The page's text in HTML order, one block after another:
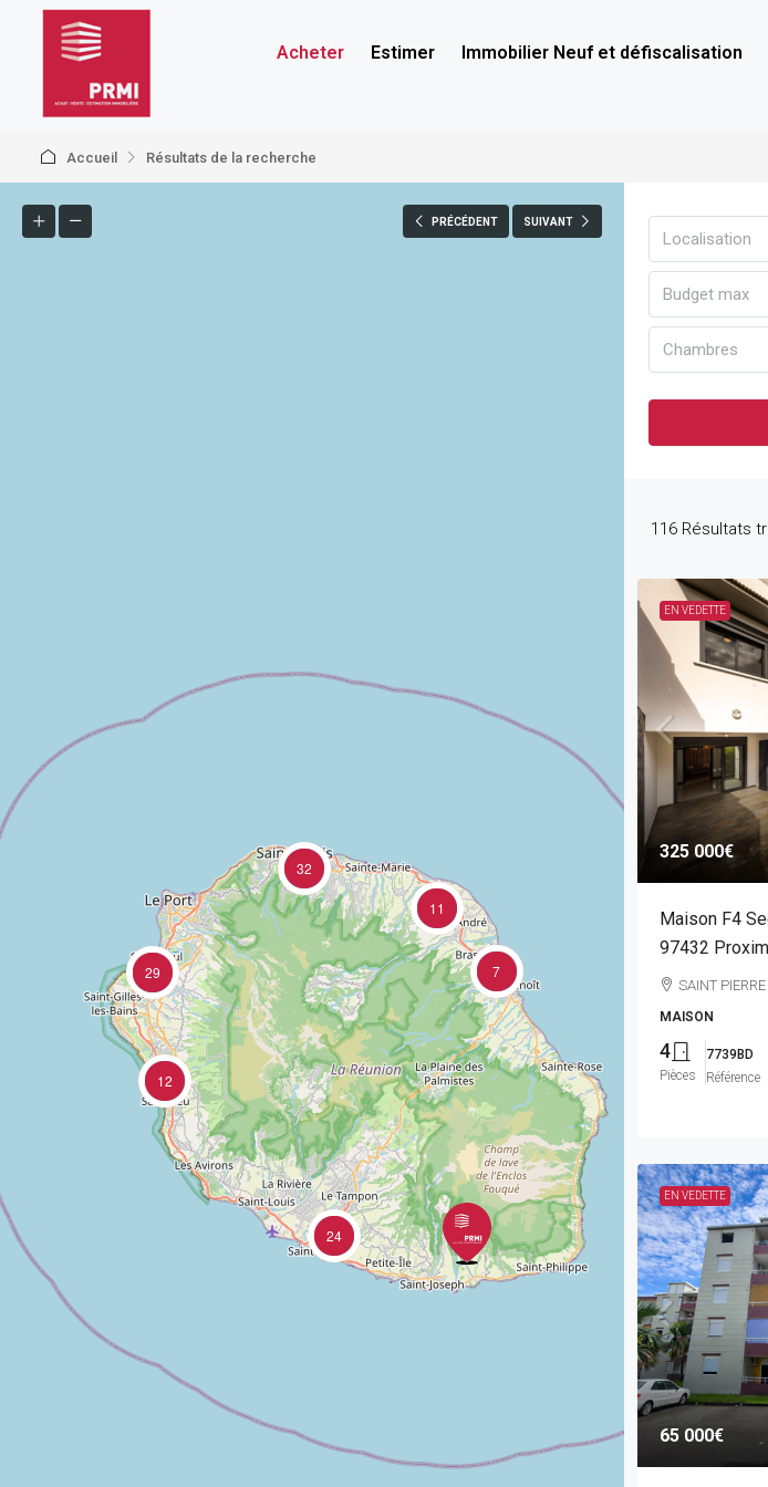
Acheter Estimer Immobilier Neuf et défiscalisation
Accueil Résultats de la recherche
PRÉCÉDENT SUIVANT
24
12
29 7
32
11
Localisation
Budget max
Chambres
116 Résultats
EN VEDETTE
325 000€
Maison F4
97432
SAINT PIERRE
MAISON
4
Pièces
7739BD
Référence
EN VEDETTE
65 000€